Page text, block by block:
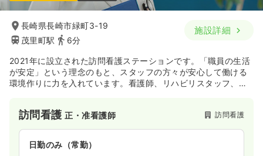
オペ室(手術室)正・准看護師 一般病院
日勤のみ（常勤） 一時募集休止
給与 19.1 万円〜/月 賞与3ヶ月
※一例
時間 8:30～17:30
月給19万円以上可
気になる 詳細を見る
長崎県長崎市緑町3-19
茂里町駅
6分
施設詳細
2021年に設立された訪問看護ステーションです。「職員の生活
が安定」という理念のもと、スタッフの方々が安心して働ける
環境作りに力を入れています。看護師、リハビリスタッフ、助
会社では通所施設を3事業所展開して、地域を支えている企業で
す。
訪問看護正・准看護師 訪問看護
日勤のみ（常勤）